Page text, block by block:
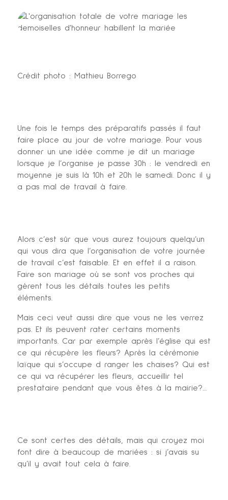
Crédit photo : Mathieu Borrego
Une fois le temps des préparatifs passés il faut
faire place au jour de votre mariage. Pour vous
donner un une idée comme je dit un mariage
lorsque je l’organise je passe 30h : le vendredi en
moyenne je suis là 10h et 20h le samedi. Donc il y
a pas mal de travail à faire.
Alors c’est sûr que vous aurez toujours quelqu’un
qui vous dira que l’organisation de votre journée
de travail c’est faisable. Et en effet il a raison.
Faire son mariage où se sont vos proches qui
gèrent tous les détails toutes les petits
éléments.
Mais ceci veut aussi dire que vous ne les verrez
pas. Et ils peuvent rater certains moments
importants. Car par exemple après l’église qui est
ce qui récupère les fleurs? Après la cérémonie
laïque qui s’occupe d ranger les chaises? Qui est
ce qui va récupérer les fleurs, accueillir tel
prestataire pendant que vous êtes à la mairie?…
Ce sont certes des détails, mais qui croyez moi
font dire à beaucoup de mariées : si j’avais su
qu’il y avait tout cela à faire.